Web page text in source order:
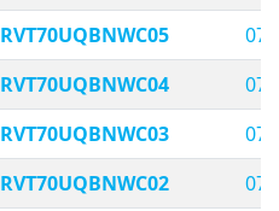
RVT70UQBNWC05
RVT70UQBNWC04
RVT70UQBNWC03
RVT70UQBNWC02